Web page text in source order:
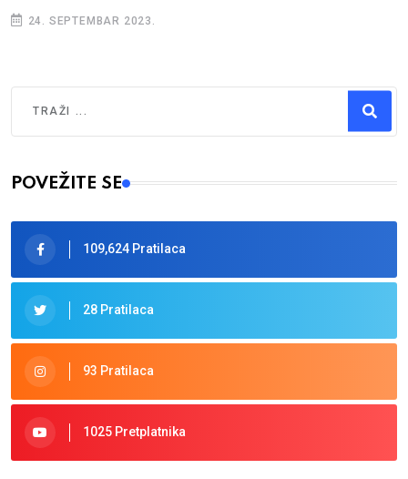
24. SEPTEMBAR 2023.
Type 2 or more characters for results.
POVEŽITE SE
109,624 Pratilaca
28 Pratilaca
93 Pratilaca
1025 Pretplatnika